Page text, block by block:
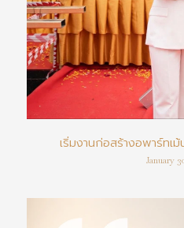
เริ่มงานก่อสร้างอพาร์ทเม้
January